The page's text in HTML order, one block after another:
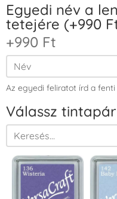
Egyedi név a
tetejére (+990
+990 Ft
Az egyedi feliratot írd a fenti
Válassz